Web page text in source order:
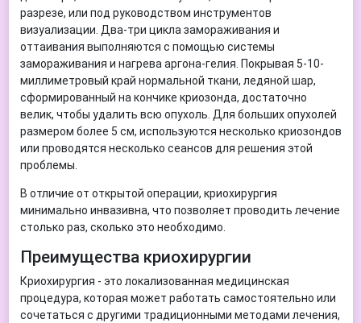
разрезе, или под руководством инструментов
визуализации. Два-три цикла замораживания и
оттаивания выполняются с помощью системы
замораживания и нагрева аргона-гелия. Покрывая 5-10-
миллиметровый край нормальной ткани, ледяной шар,
сформированный на кончике криозонда, достаточно
велик, чтобы удалить всю опухоль. Для больших опухолей
размером более 5 см, используются несколько криозондов
или проводятся несколько сеансов для решения этой
проблемы.
В отличие от открытой операции, криохирургия
минимально инвазивна, что позволяет проводить лечение
столько раз, сколько это необходимо.
Преимущества криохирургии
Криохирургия - это локализованная медицинская
процедура, которая может работать самостоятельно или
сочетаться с другими традиционными методами лечения,